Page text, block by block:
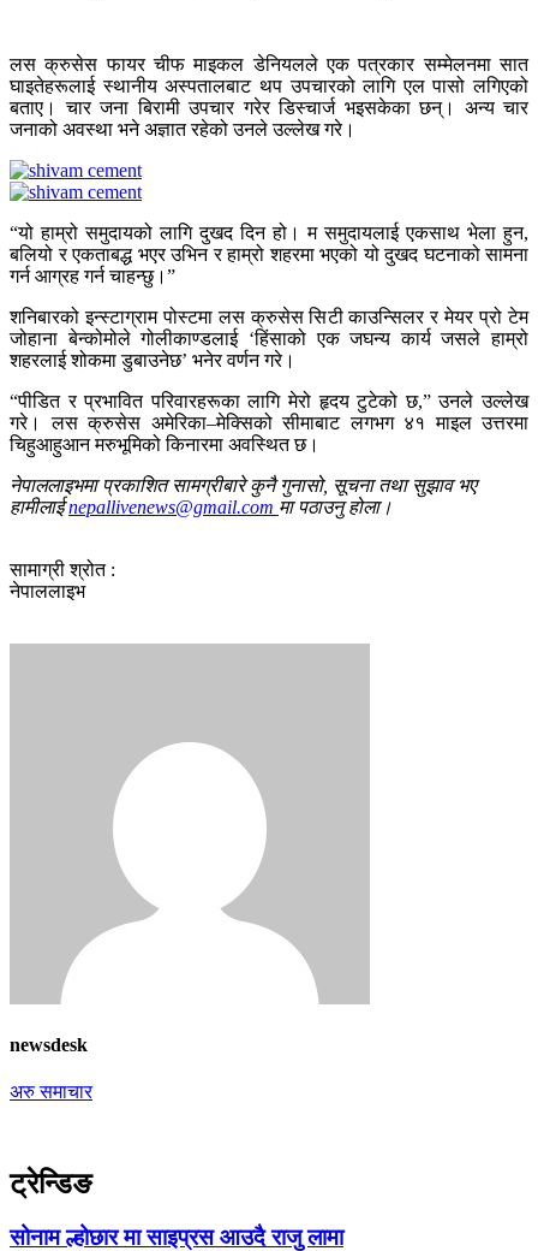
लस क्रुसेस फायर चीफ माइकल डेनियलले एक पत्रकार सम्मेलनमा सात
घाइतेहरूलाई स्थानीय अस्पतालबाट थप उपचारको लागि एल पासो लगिएको
बताए। चार जना बिरामी उपचार गरेर डिस्चार्ज भइसकेका छन्। अन्य चार
जनाको अवस्था भने अज्ञात रहेको उनले उल्लेख गरे।
“यो हाम्रो समुदायको लागि दुखद दिन हो। म समुदायलाई एकसाथ भेला हुन,
बलियो र एकताबद्ध भएर उभिन र हाम्रो शहरमा भएको यो दुखद घटनाको सामना
गर्न आग्रह गर्न चाहन्छु।”
शनिबारको इन्स्टाग्राम पोस्टमा लस क्रुसेस सिटी काउन्सिलर र मेयर प्रो टेम
जोहाना बेन्कोमोले गोलीकाण्डलाई ‘हिंसाको एक जघन्य कार्य जसले हाम्रो
शहरलाई शोकमा डुबाउनेछ’ भनेर वर्णन गरे।
“पीडित र प्रभावित परिवारहरूका लागि मेरो हृदय टुटेको छ,” उनले उल्लेख
गरे। लस क्रुसेस अमेरिका–मेक्सिको सीमाबाट लगभग ४१ माइल उत्तरमा
चिहुआहुआन मरुभूमिको किनारमा अवस्थित छ।
नेपाललाइभमा प्रकाशित सामग्रीबारे कुनै गुनासो, सूचना तथा सुझाव भए
हामीलाईnepallivenews@gmail.com मा पठाउनु होला।
सामाग्री श्रोत :
नेपाललाइभ
newsdesk
अरु समाचार
ट्रेन्डिङ
सोनाम ल्होछार मा साइप्रस आउदै राजु लामा